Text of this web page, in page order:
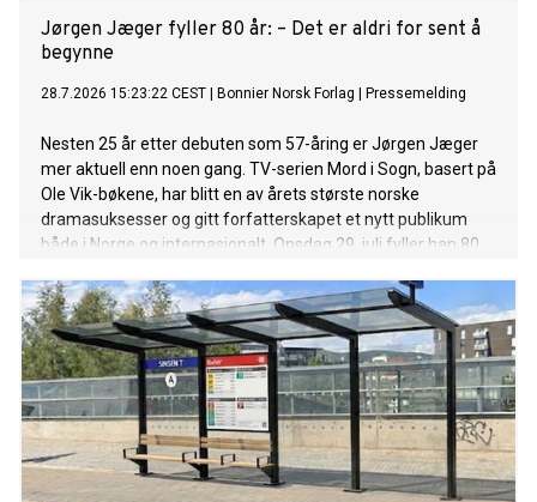
Jørgen Jæger fyller 80 år: – Det er aldri for sent å
begynne
28.7.2026 15:23:22 CEST Bonnier Norsk Forlag Pressemelding
Nesten 25 år etter debuten som 57-åring er Jørgen Jæger
mer aktuell enn noen gang. TV-serien Mord i Sogn, basert på
Ole Vik-bøkene, har blitt en av årets største norske
dramasuksesser og gitt forfatterskapet et nytt publikum
både i Norge og internasjonalt. Onsdag 29. juli fyller han 80